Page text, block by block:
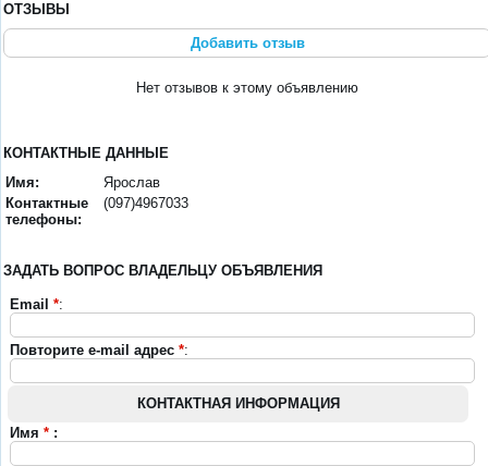
ОТЗЫВЫ
Добавить отзыв
Нет отзывов к этому объявлению
КОНТАКТНЫЕ ДАННЫЕ
Имя:
Ярослав
Контактные
телефоны:
(097)4967033
ЗАДАТЬ ВОПРОС ВЛАДЕЛЬЦУ ОБЪЯВЛЕНИЯ
Email *:
Повторите e-mail адрес *:
КОНТАКТНАЯ ИНФОРМАЦИЯ
Имя * :